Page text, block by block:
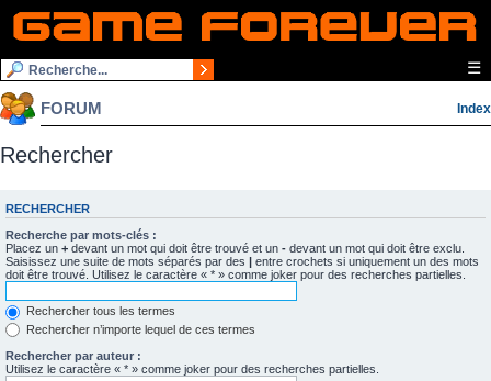
☰
FORUM Index
Rechercher
RECHERCHER
Recherche par mots-clés :
Placez un + devant un mot qui doit être trouvé et un - devant un mot qui doit être exclu.
Saisissez une suite de mots séparés par des | entre crochets si uniquement un des mots
doit être trouvé. Utilisez le caractère « * » comme joker pour des recherches partielles.
Rechercher tous les termes
Rechercher n’importe lequel de ces termes
Rechercher par auteur :
Utilisez le caractère « * » comme joker pour des recherches partielles.